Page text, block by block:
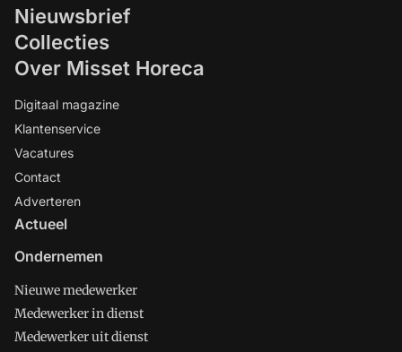
Nieuwsbrief
Collecties
Over Misset Horeca
Digitaal magazine
Klantenservice
Vacatures
Contact
Adverteren
Actueel
Ondernemen
Nieuwe medewerker
Medewerker in dienst
Medewerker uit dienst